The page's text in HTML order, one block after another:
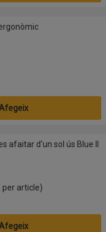
II Plus Slalom
afaitar d'un sol ús Blue II
per article)